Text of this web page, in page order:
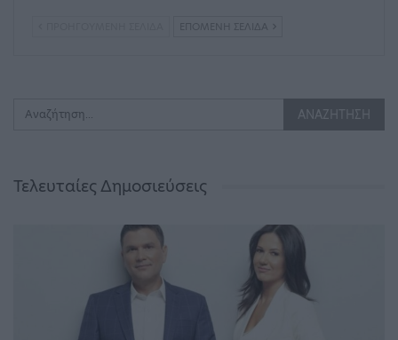
ΕΠΌΜΕΝΗ ΣΕΛΊΔΑ
Τελευταίες Δημοσιεύσεις